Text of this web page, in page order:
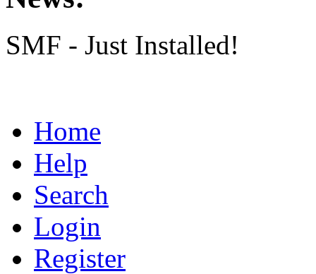
SMF - Just Installed!
Home
Help
Search
Login
Register